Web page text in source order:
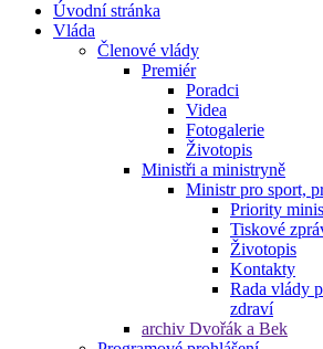
Úvodní stránka
Vláda
Členové vlády
Premiér
Poradci
Videa
Fotogalerie
Životopis
Ministři a ministryně
Ministr pro sport,
Priority
Tiskové
Životopis
Kontakty
Rada vlády
zdraví
archiv Dvořák a Bek